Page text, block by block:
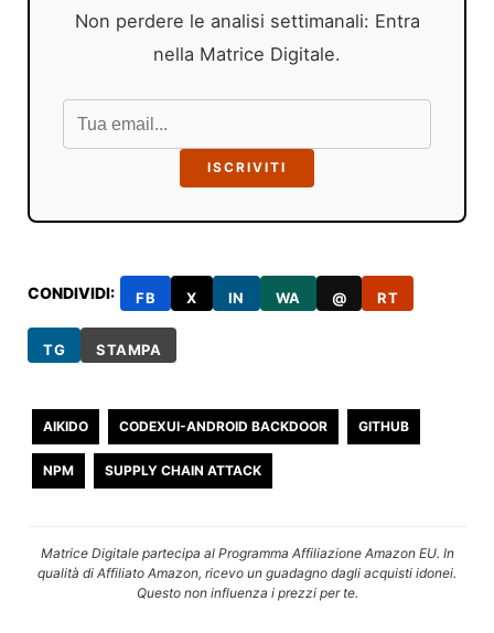
Non perdere le analisi settimanali: Entra
nella Matrice Digitale.
ISCRIVITI
CONDIVIDI: FB X IN WA @ RT
TG STAMPA
AIKIDO CODEXUI-ANDROID BACKDOOR GITHUB
NPM SUPPLY CHAIN ATTACK
Matrice Digitale partecipa al Programma Affiliazione Amazon EU. In
qualità di Affiliato Amazon, ricevo un guadagno dagli acquisti idonei.
Questo non influenza i prezzi per te.